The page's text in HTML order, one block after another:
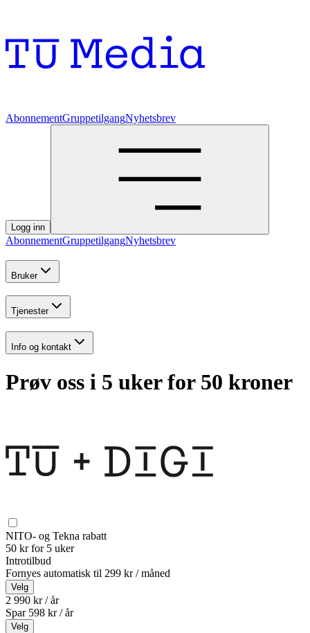
AbonnementGruppetilgangNyhetsbrev
Logg inn
AbonnementGruppetilgangNyhetsbrev
Bruker
Tjenester
Info og kontakt
Prøv oss i 5 uker for 50 kroner
NITO- og Tekna rabatt
50 kr for 5 uker
Introtilbud
Fornyes automatisk til 299 kr / måned
Velg
2 990 kr / år
Spar 598 kr /år
Velg